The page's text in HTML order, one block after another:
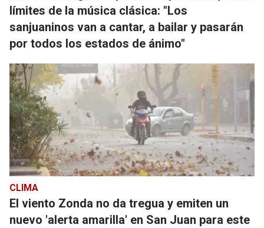
límites de la música clásica: "Los
sanjuaninos van a cantar, a bailar y pasarán
por todos los estados de ánimo"
CLIMA
El viento Zonda no da tregua y emiten un
nuevo 'alerta amarilla' en San Juan para este